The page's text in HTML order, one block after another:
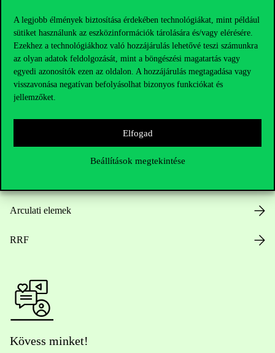
A legjobb élmények biztosítása érdekében technológiákat, mint például
sütiket használunk az eszközinformációk tárolására és/vagy elérésére.
Ezekhez a technológiákhoz való hozzájárulás lehetővé teszi számunkra
az olyan adatok feldolgozását, mint a böngészési magatartás vagy
egyedi azonosítók ezen az oldalon. A hozzájárulás megtagadása vagy
visszavonása negatívan befolyásolhat bizonyos funkciókat és
jellemzőket.
Elfogad
Beállítások megtekintése
Hasznos linkek
Nyitvatartás
Házirend
Arculati elemek
RRF
Kövess minket!